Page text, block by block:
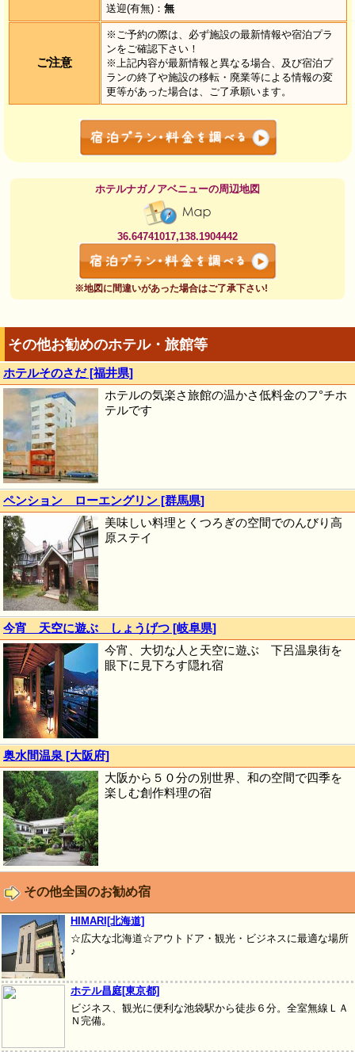
送迎(有無)： 無
ご注意
※ご予約の際は、必ず施設の最新情報や宿泊プラ
ンをご確認下さい！
※上記内容が最新情報と異なる場合、及び宿泊プ
ランの終了や施設の移転・廃業等による情報の変
更等があった場合は、ご了承願います。
ホテルナガノアベニューの周辺地図
36.64741017,138.1904442
※地図に間違いがあった場合はご了承下さい!
その他お勧めのホテル・旅館等
ホテルそのさだ [福井県]
ホテルの気楽さ旅館の温かさ低料金のフ°チホ
テルです
ペンション ローエングリン [群馬県]
美味しい料理とくつろぎの空間でのんびり高
原ステイ
今宵 天空に遊ぶ しょうげつ [岐阜県]
今宵、大切な人と天空に遊ぶ 下呂温泉街を
眼下に見下ろす隠れ宿
奥水間温泉 [大阪府]
大阪から５０分の別世界、和の空間で四季を
楽しむ創作料理の宿
その他全国のお勧め宿
HIMARI[北海道]
☆広大な北海道☆アウトドア・観光・ビジネスに最適な場所
♪
ホテル昌庭[東京都]
ビジネス、観光に便利な池袋駅から徒歩６分。全室無線ＬＡ
Ｎ完備。